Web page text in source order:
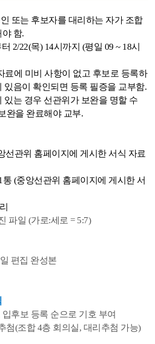
또는 후보자를 대리하는 자가 조합
함.
2/22(목) 14시까지 (평일 09 ~ 18시
료에 미비 사항이 없고 후보로 등록하
있음이 확인되면 등록 필증을 교부함.
있는 경우 선관위가 보완을 명할 수
완을 완료해야 교부.
선관위 홈페이지에 게시한 서식 자료
(중앙선관위 홈페이지에 게시한 서
파일 (가로:세로 = 5:7)
편집 완성본
후보 등록 순으로 기호 부여
첨(조합 4층 회의실, 대리추첨 가능)